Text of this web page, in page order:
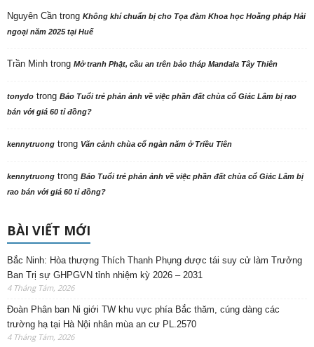
Nguyên Cần trong Không khí chuẩn bị cho Tọa đàm Khoa học Hoằng pháp Hải
ngoại năm 2025 tại Huế
Trần Minh trong Mở tranh Phật, cầu an trên bảo tháp Mandala Tây Thiên
tonydo trong Báo Tuổi trẻ phản ảnh về việc phần đất chùa cổ Giác Lâm bị rao
bán với giá 60 tỉ đồng?
kennytruong trong Vãn cảnh chùa cổ ngàn năm ở Triều Tiên
kennytruong trong Báo Tuổi trẻ phản ảnh về việc phần đất chùa cổ Giác Lâm bị
rao bán với giá 60 tỉ đồng?
BÀI VIẾT MỚI
Bắc Ninh: Hòa thượng Thích Thanh Phụng được tái suy cử làm Trưởng
Ban Trị sự GHPGVN tỉnh nhiệm kỳ 2026 – 2031
4 Tháng Tám, 2026
Đoàn Phân ban Ni giới TW khu vực phía Bắc thăm, cúng dàng các
trường hạ tại Hà Nội nhân mùa an cư PL.2570
4 Tháng Tám, 2026